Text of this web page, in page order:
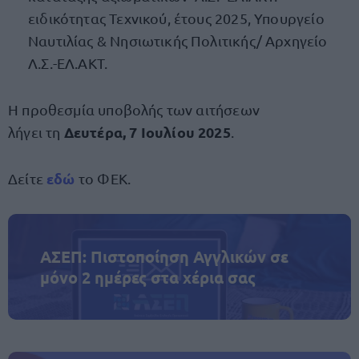
ειδικότητας Τεχνικού, έτους 2025, Υπουργείο
Ναυτιλίας & Νησιωτικής Πολιτικής/ Αρχηγείο
Λ.Σ.-ΕΛ.ΑΚΤ.
Η προθεσμία υποβολής των αιτήσεων
λήγει τη Δευτέρα, 7 Ιουλίου 2025
Δείτε εδώ το ΦΕΚ.
ΑΣΕΠ: Πιστοποίηση Αγγλικών σε
μόνο 2 ημέρες στα χέρια σας